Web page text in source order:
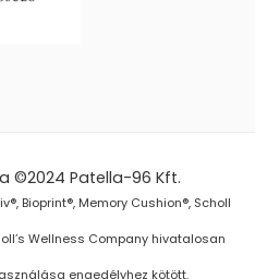
©2024Patella-96 Kft.
Bioprint®, Memory Cushion®, Scholl
Wellness Company hivatalosan
engedélyhez kötött.